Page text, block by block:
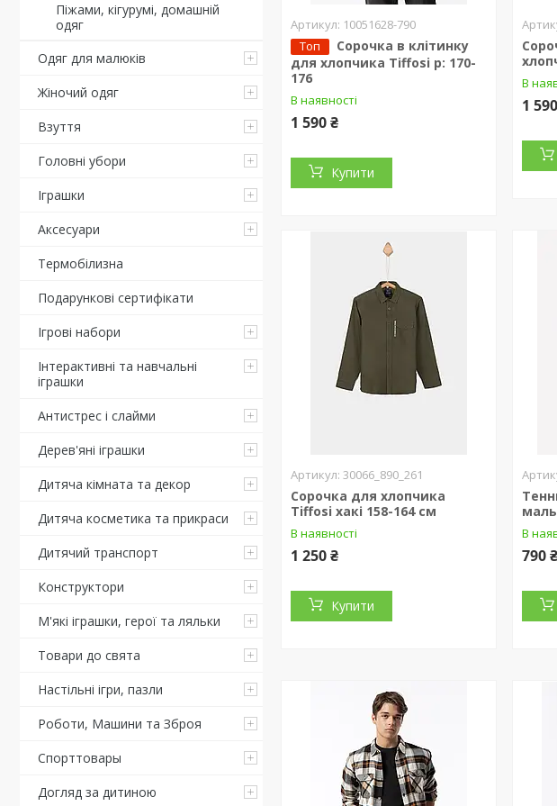
Піжами, кігурумі, домашній
одяг
Одяг для малюків
Жіночий одяг
Взуття
Головні убори
Іграшки
Аксесуари
Термобілизна
Подарункові сертифікати
Ігрові набори
Інтерактивні та навчальні
іграшки
Антистрес і слайми
Дерев'яні іграшки
Дитяча кімната та декор
Дитяча косметика та прикраси
Дитячий транспорт
Конструктори
М'які іграшки, герої та ляльки
Товари до свята
Настільні ігри, пазли
Роботи, Машини та Зброя
Спорттовары
Догляд за дитиною
10051628-790
Топ
Сорочка в клітинку
для хлопчика Tiffosi р: 170-
176
В наявності
1 590 ₴
Купити
В
1
30066_890_261
Сорочка для хлопчика
Tiffosi хакі 158-164 см
В наявності
1 250 ₴
Купити
В
790 ₴